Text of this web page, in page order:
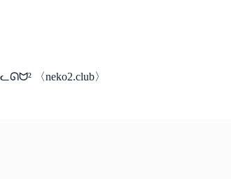
へ
ᓚᘏᗢ² 〈neko2.club〉